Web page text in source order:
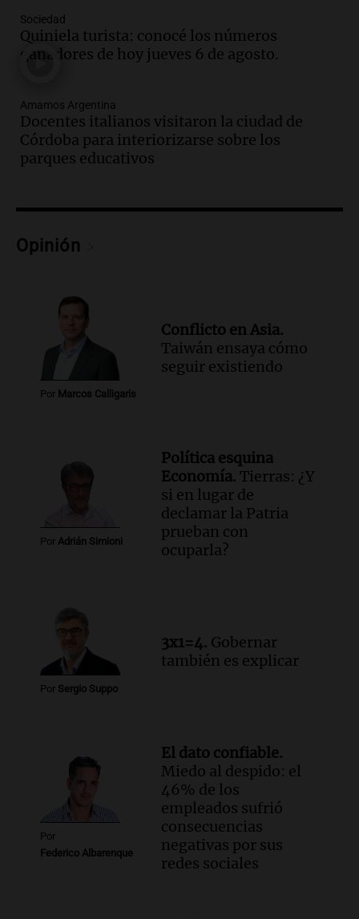
durante la primavera
Informados al regreso
Episodios
tras fuertes vientos
Panorama Federal
Episodios
Audio.
economía mejorará el próximo año
Episodios
ley de propiedad privada
Informados al regreso
Episodios
Audio.
Debate en el Senado y protesta
en Rosario contra la ley de Propiedad
Privada.
Manifestación en Rosario contra
la ley de Propiedad Privada debatida en
el Senado.
Viva la Radio Rosario
Episodios
Luis Juez cuestionó la polémica
Informados al regreso
Episodios
Sociedad
Quiniela turista: conocé los números
ganadores de hoy jueves 6 de agosto.
Amamos Argentina
Docentes italianos visitaron la ciudad de
Córdoba para interiorizarse sobre los
parques educativos
Opinión
Por Marcos Calligaris
Conflicto en Asia.
Taiwán ensaya cómo
seguir existiendo
Por Adrián Simioni
Política esquina
Economía. Tierras: ¿Y
si en lugar de
declamar la Patria
prueban con
ocuparla?
Por Sergio Suppo
3x1=4. Gobernar
también es explicar
Por
Federico Albarenque
El dato confiable.
Miedo al despido: el
46% de los
empleados sufrió
consecuencias
negativas por sus
redes sociales